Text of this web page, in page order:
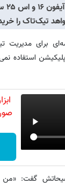
را شکست داد!
تیک‌تاک را
برای
استفاده
گفت: «من